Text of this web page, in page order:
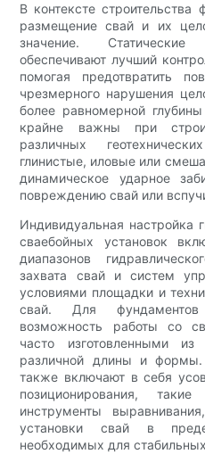
В контексте строительства
размещение свай и их
значение.
обеспечивают лучший
помогая предотвратить
чрезмерного нарушения
более равномерной
крайне важны при
различных
глинистые, иловые или
динамическое ударное
повреждению свай или
Индивидуальная настройка
сваебойных установок
диапазонов
захвата свай и систем
условиями площадки и
свай. Для
возможность работы со
часто изготовленными
различной длины и
также включают в себя
позиционирования,
инструменты
установки свай в
необходимых для